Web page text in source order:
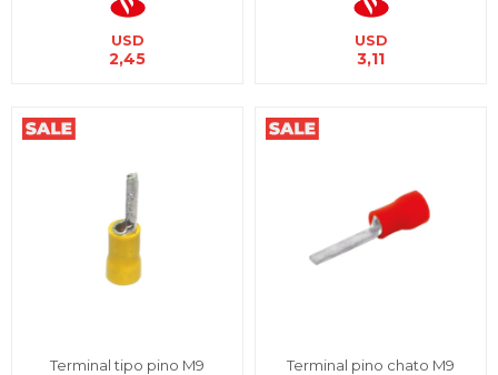
USD
2,45
USD
3,11
Terminal tipo pino M9
Terminal pino chato M9